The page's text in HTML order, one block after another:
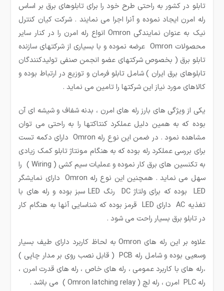
تابلو در کشور به راحتی طرح خود را برای تابلوهای برق بر اساس
رله امرن ایجاد نموده و آنرا اجرا می نمایند . شرکت کیان کنترل
نیک به عنوان نمایندگی Omron انواع رله امرن را در کنار سایر
محصولات Omron عرضه نموده و با بسیاری از شرکتهای سازنده
تابلو برق ( بخصوص شرکتهای عضو انجمن صنفی تولیدکنندگان
تابلوهای برق ایران ) شامل تابلو فرمان و توزیع در ارتباط بوده و
کالاهای مورد نیاز این شرکتها را تامین می نماید .
یکی از ویژگی های بارز رله های امرن ، بدنه شفاف و شیشه ای آن
بوده که به همین دلیل عملکرد کنتاکتها را به راحتی می توان
مشاهده نمود . در ضمن این نوع رله Omron دارای دکمه تست
برای بررسی عملکرد رله بوده که به هنگام مونتاژ تابلو کمک زیادی
به تکنسین های برق کار نموده و عملیات سیم کشی ( Wiring ) را
سهل می نماید . همچنین این نوع رله Omron دارای نمایشگر
LED بوده که برای ولتاژ DC رنگ LED سبز بوده و رله های با
تغذیه AC دارای LED قرمز بوده که شناسایی آنها به هنگام کار
در تابلو برق بسیار راحت می شود .
علاوه بر این رله های Omron به لحاظ کاربرد دارای طیف بسیار
وسعیی بوده و شامل رله PCB ( قابل نصب روی بر مدار چاپی )
،رله های با کاربرد عمومی ، رله های خاص ، رله های قدرت امرن ،
رله PLC امرن ، رله لچ ( Omron latching relay ) می باشد .